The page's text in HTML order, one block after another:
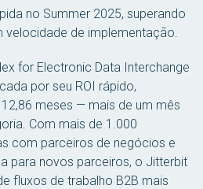
no Summer 2025, superando
velocidade de implementação.
for Electronic Data Interchange
por seu ROI rápido,
meses — mais de um mês
Com mais de 1.000
com parceiros de negócios e
para novos parceiros, o Jitterbit
fluxos de trabalho B2B mais